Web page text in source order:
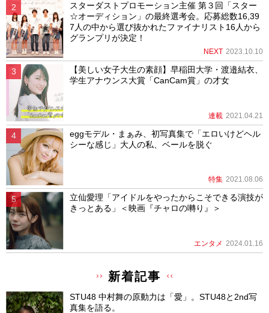
スターダストプロモーション主催 第３回「スター
☆オーディション」の最終選考会。応募総数16,39
7人の中から選び抜かれたファイナリスト16人から
グランプリが決定！
NEXT 2023.10.10
【美しい女子大生の素顔】早稲田大学・渡邉結衣、
学生アナウンス大賞「CanCam賞」の才女
連載 2021.04.21
eggモデル・まぁみ、初写真集で「エロいけどヘル
シーな感じ」大人の私、ベールを脱ぐ
特集 2021.08.06
立仙愛理「アイドルをやったからこそできる演技が
きっとある」＜映画『チャロの囀り』＞
エンタメ 2024.01.16
新着記事
STU48 中村舞の原動力は「愛」。STU48と2nd写
真集を語る。